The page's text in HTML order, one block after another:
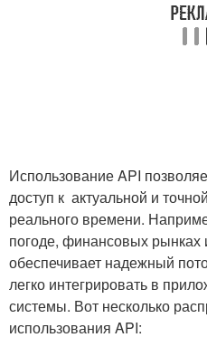
Использование API
доступ к ​ актуальной и
реального⁤ времени.
погоде, финансовых рынках
обеспечивает надежный
легко интегрировать в
системы. Вот⁣ несколько‍
использования API: